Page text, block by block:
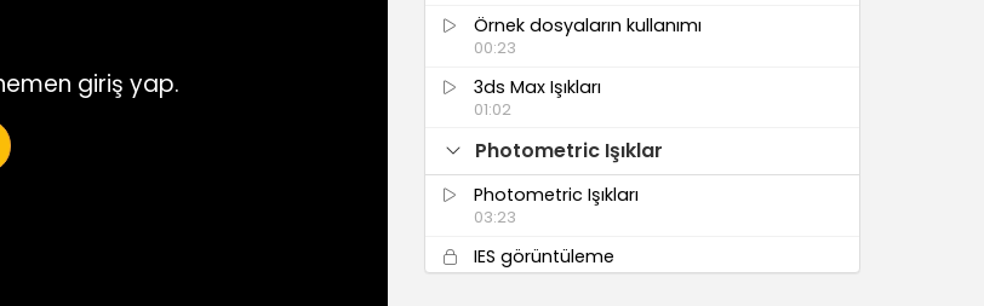
giriş yap.
Örnek dosyaların kullanımı
00:23
3ds Max Işıkları
01:02
Photometric Işıklar
Photometric Işıkları
03:23
IES görüntüleme
01:53